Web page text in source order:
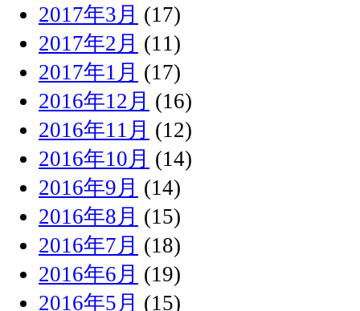
2017年3月 (17)
2017年2月 (11)
2017年1月 (17)
2016年12月 (16)
2016年11月 (12)
2016年10月 (14)
2016年9月 (14)
2016年8月 (15)
2016年7月 (18)
2016年6月 (19)
2016年5月 (15)